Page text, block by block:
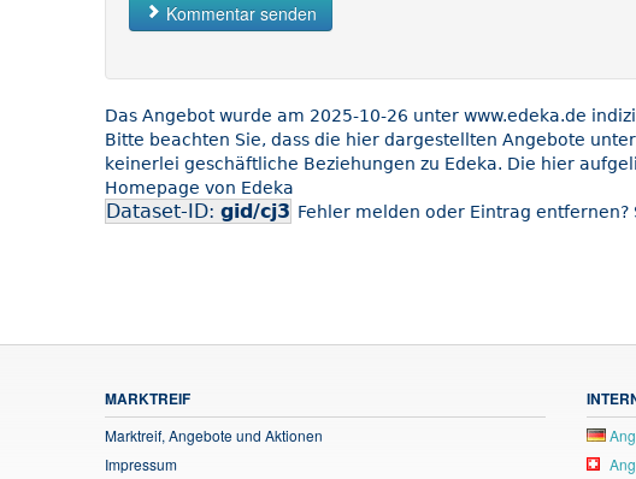
Kommentar senden
Das Angebot wurde am 2025-10-26 unter www.edeka.de
Bitte beachten Sie, dass die hier dargestellten Angebote
keinerlei geschäftliche Beziehungen zu Edeka. Die hier
Homepage von Edeka
Dataset-ID: gid/cj3 Fehler melden oder Eintrag entfernen?
MARKTREIF
Marktreif, Angebote und Aktionen
Impressum